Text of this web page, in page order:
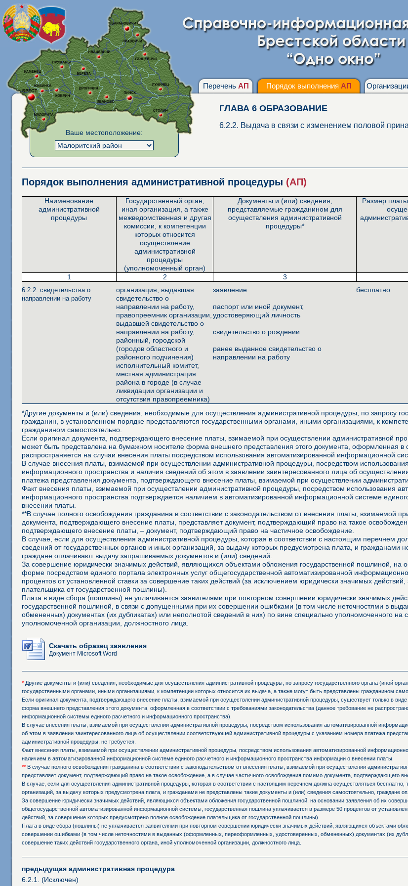
Ваше местоположение:
Перечень АП Порядок выполнения АП
ГЛАВА 6 ОБРАЗОВАНИЕ
6.2.2. Выдача в связи с изменением половой
Порядок выполнения административной процедуры (АП)
Наименование
административной
процедуры
Государственный орган,
иная организация, а также
межведомственная и другая
комиссии, к компетенции
которых относится
осуществление
административной
процедуры
(уполномоченный орган)
Документы и (или) сведения,
представляемые гражданином для
осуществления административной
процедуры*
Размер
1 2 3
6.2.2. свидетельства о
направлении на работу
организация, выдавшая
свидетельство о
направлении на работу,
правопреемник организации,
выдавшей свидетельство о
направлении на работу,
районный, городской
(городов областного и
районного подчинения)
исполнительный комитет,
местная администрация
района в городе (в случае
ликвидации организации и
отсутствия правопреемника)
заявление
паспорт или иной документ,
удостоверяющий личность
свидетельство о рождении
ранее выданное свидетельство о
направлении на работу
бесплатно
*Другие документы и (или) сведения, необходимые для осуществления административной процедуры, по запросу
гражданин, в установленном порядке представляются государственными органами, иными организациями, к
гражданином самостоятельно.
Если оригинал документа, подтверждающего внесение платы, взимаемой при осуществлении административной
может быть представлена на бумажном носителе форма внешнего представления этого документа, оформленная в
распространяется на случаи внесения платы посредством использования автоматизированной информационной
В случае внесения платы, взимаемой при осуществлении административной процедуры, посредством
информационного пространства и наличия сведений об этом в заявлении заинтересованного лица об
платежа представления документа, подтверждающего внесение платы, взимаемой при осуществлении
Факт внесения платы, взимаемой при осуществлении административной процедуры, посредством использования
информационного пространства подтверждается наличием в автоматизированной информационной системе
внесении платы.
**В случае полного освобождения гражданина в соответствии с законодательством от внесения платы, взимаемой
документа, подтверждающего внесение платы, представляет документ, подтверждающий право на такое
подтверждающего внесение платы, – документ, подтверждающий право на частичное освобождение.
В случае, если для осуществления административной процедуры, которая в соответствии с настоящим перечнем
сведений от государственных органов и иных организаций, за выдачу которых предусмотрена плата, и гражданами
граждане оплачивают выдачу запрашиваемых документов и (или) сведений.
За совершение юридически значимых действий, являющихся объектами обложения государственной пошлиной, на
форме посредством единого портала электронных услуг общегосударственной автоматизированной
процентов от установленной ставки за совершение таких действий (за исключением юридически значимых
плательщика от государственной пошлины).
Плата в виде сбора (пошлины) не уплачивается заявителями при повторном совершении юридически значимых
государственной пошлиной, в связи с допущенными при их совершении ошибками (в том числе неточностями в
обмененных) документах (их дубликатах) или неполнотой сведений в них) по вине специально уполномоченного на
уполномоченной организации, должностного лица.
Скачать образец заявления
Документ Microsoft Word
* Другие документы и (или) сведения, необходимые для осуществления административной процедуры, по запросу государственного органа (иной
государственными органами, иными организациями, к компетенции которых относится их выдача, а также могут быть представлены гражданином
Если оригинал документа, подтверждающего внесение платы, взимаемой при осуществлении административной процедуры, существует только в
форма внешнего представления этого документа, оформленная в соответствии с требованиями законодательства (данное требование не
информационной системы единого расчетного и информационного пространства).
В случае внесения платы, взимаемой при осуществлении административной процедуры, посредством использования автоматизированной
об этом в заявлении заинтересованного лица об осуществлении соответствующей административной процедуры с указанием номера платежа
административной процедуры, не требуется.
Факт внесения платы, взимаемой при осуществлении административной процедуры, посредством использования автоматизированной
наличием в автоматизированной информационной системе единого расчетного и информационного пространства информации о внесении платы.
** В случае полного освобождения гражданина в соответствии с законодательством от внесения платы, взимаемой при осуществлении
представляет документ, подтверждающий право на такое освобождение, а в случае частичного освобождения помимо документа, подтверждающего
В случае, если для осуществления административной процедуры, которая в соответствии с настоящим перечнем должна осуществляться бесплатно,
организаций, за выдачу которых предусмотрена плата, и гражданами не представлены такие документы и (или) сведения самостоятельно, граждане
За совершение юридически значимых действий, являющихся объектами обложения государственной пошлиной, на основании заявления об их
общегосударственной автоматизированной информационной системы, государственная пошлина уплачивается в размере 50 процентов от
действий, за совершение которых предусмотрено полное освобождение плательщика от государственной пошлины).
Плата в виде сбора (пошлины) не уплачивается заявителями при повторном совершении юридически значимых действий, являющихся объектами
совершении ошибками (в том числе неточностями в выданных (оформленных, переоформленных, удостоверенных, обмененных) документах (их
совершение таких действий государственного органа, иной уполномоченной организации, должностного лица.
предыдущая административная процедура
6.2.1. (Исключен)